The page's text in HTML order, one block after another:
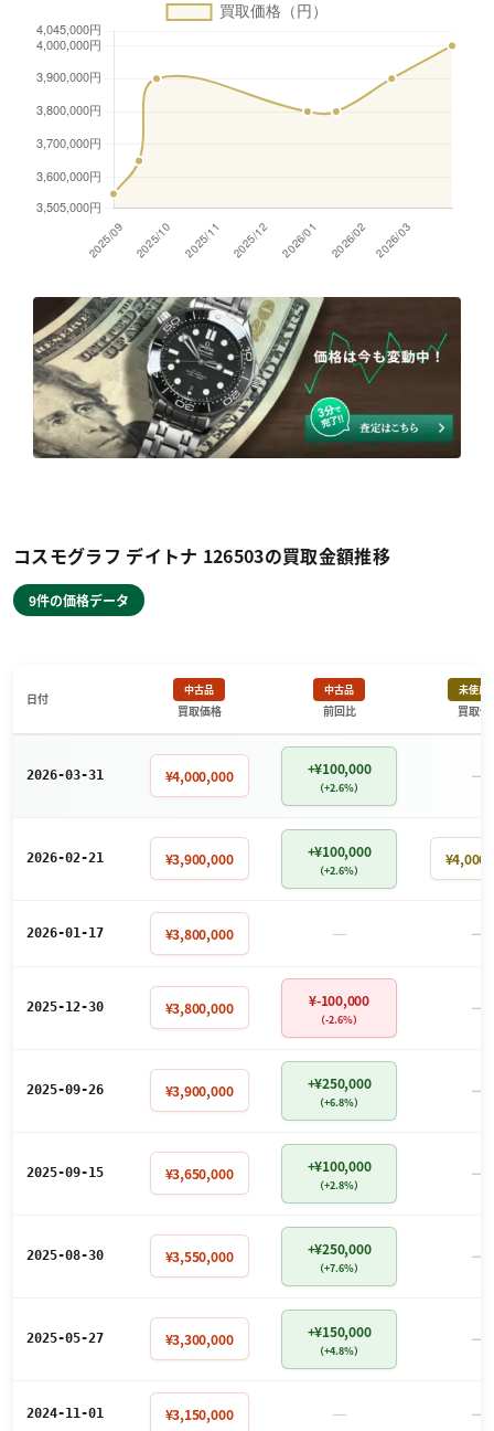
コスモグラフ デイトナ 126503の買取金額推移
9件の価格データ
日付
中古品
買取価格
中古品
前回比
未使用
買取価
2026-03-31 ¥4,000,000 +¥100,000
（+2.6%） －
2026-02-21 ¥3,900,000 +¥100,000
（+2.6%）
2026-01-17 ¥3,800,000 － －
2025-12-30 ¥3,800,000 ¥-100,000
（-2.6%） －
2025-09-26 ¥3,900,000 +¥250,000
（+6.8%） －
2025-09-15 ¥3,650,000 +¥100,000
（+2.8%） －
2025-08-30 ¥3,550,000 +¥250,000
（+7.6%） －
2025-05-27 ¥3,300,000 +¥150,000
（+4.8%） －
2024-11-01 ¥3,150,000 － －